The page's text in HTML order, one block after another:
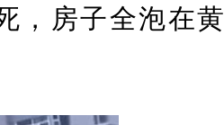
，房子全泡在黄